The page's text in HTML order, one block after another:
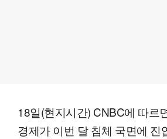
18일(현지시간) CNBC에 따르
경제가 이번 달 침체 국면에 진